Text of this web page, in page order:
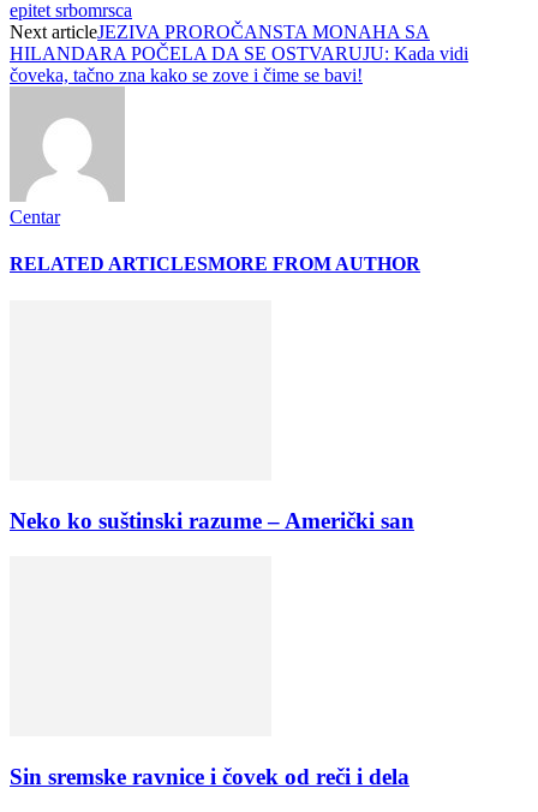
epitet srbomrsca
Next articleJEZIVA PROROČANSTA MONAHA SA
HILANDARA POČELA DA SE OSTVARUJU: Kada vidi
čoveka, tačno zna kako se zove i čime se bavi!
Centar
RELATED ARTICLESMORE FROM AUTHOR
Neko ko suštinski razume – Američki san
Sin sremske ravnice i čovek od reči i dela